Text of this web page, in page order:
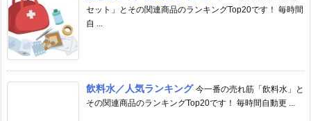
セット」とその関連商品のランキングTop20です！ 毎時間
自 ...
飲料水／人気ランキング 今一番の売れ筋「飲料水」と
その関連商品のランキングTop20です！ 毎時間自動更 ...